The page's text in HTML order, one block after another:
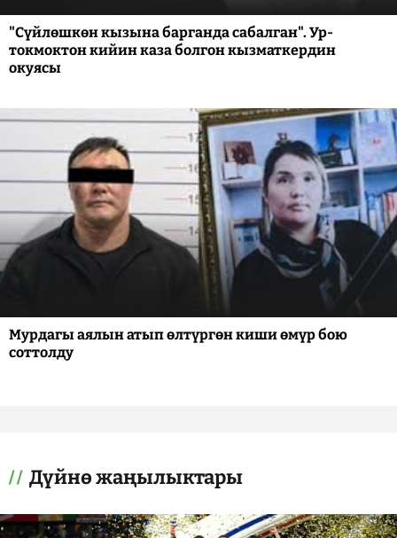
"Сүйлөшкөн кызына барганда сабалган". Ур-
токмоктон кийин каза болгон кызматкердин
окуясы
Мурдагы аялын атып өлтүргөн киши өмүр бою
соттолду
Дүйнө жаңылыктары